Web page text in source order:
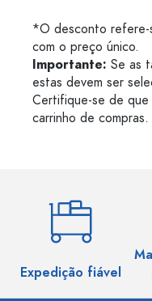
*O desconto refere-
com o preço único.
Importante: Se as
estas devem ser
Certifique-se de que
carrinho de compras.
Expedição fiável